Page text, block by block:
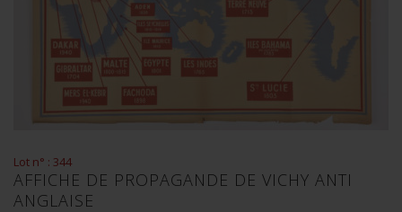
Lot n° : 344
AFFICHE DE PROPAGANDE DE VICHY ANTI
ANGLAISE